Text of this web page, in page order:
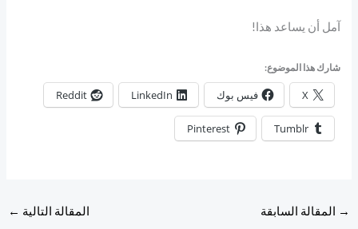
آمل أن يساعد هذا!
شارك هذا الموضوع:
X فيس بوك LinkedIn
Reddit
Tumblr
Pinterest
→ المقالة السابقة المقالة التالية ←